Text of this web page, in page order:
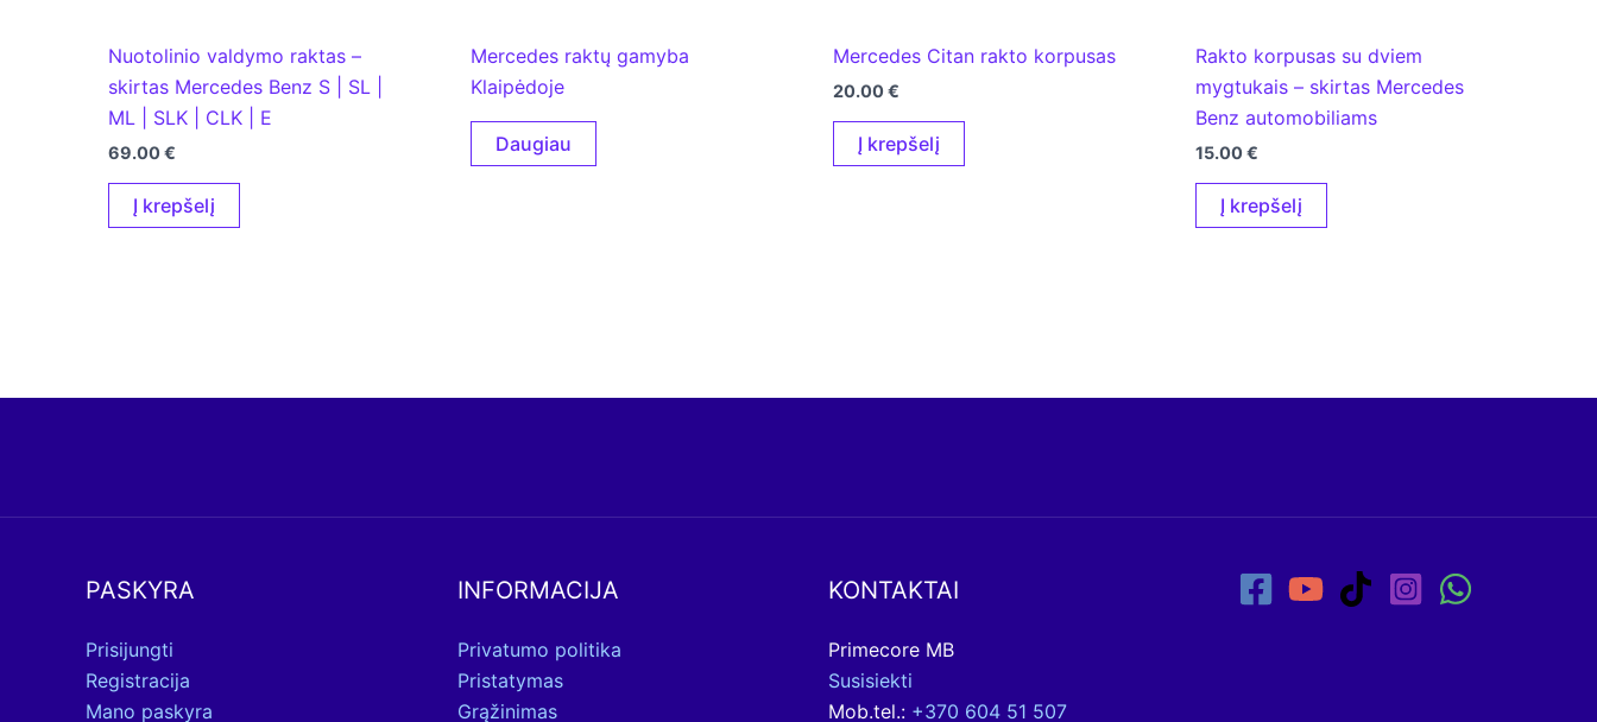
Nuotolinio valdymo raktas –
skirtas Mercedes Benz S | SL |
ML | SLK | CLK | E
69.00€
Į krepšelį
Mercedes raktų gamyba
Klaipėdoje
Daugiau
Mercedes Citan rakto korpusas
20.00€
Į krepšelį
Rakto korpusas su dviem
mygtukais – skirtas Mercedes
Benz automobiliams
15.00€
Į krepšelį
PASKYRA
Prisijungti
Registracija
Mano paskyra
INFORMACIJA
Privatumo politika
Pristatymas
Grąžinimas
KONTAKTAI
Primecore MB
Susisiekti
Mob.tel.: +370 604 51 507